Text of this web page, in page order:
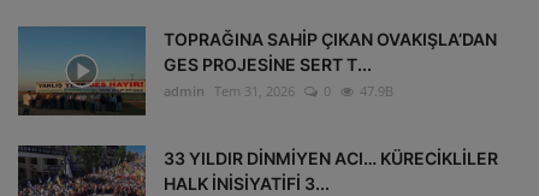
TOPRAĞINA SAHİP ÇIKAN OVAKIŞLA’DAN
GES PROJESİNE SERT T...
admin Tem 31, 2026 0 47.9B
33 YILDIR DİNMİYEN ACI… KÜRECİKLİLER
HALK İNİSİYATİFİ 3...